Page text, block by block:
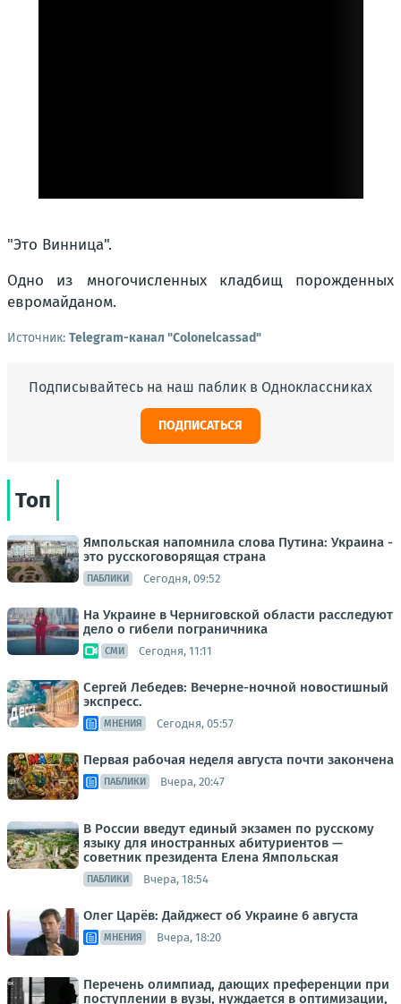
"Это Винница".
Одно из многочисленных кладбищ порожденных
евромайданом.
Источник: Telegram-канал "Colonelcassad"
Подписывайтесь на наш паблик в Одноклассниках
ПОДПИСАТЬСЯ
Топ
Ямпольская напомнила слова Путина: Украина -
это русскоговорящая страна
ПАБЛИКИ Сегодня, 09:52
На Украине в Черниговской области расследуют
дело о гибели пограничника
СМИ Сегодня, 11:11
Сергей Лебедев: Вечерне-ночной новостишный
экспресс.
МНЕНИЯ Сегодня, 05:57
Первая рабочая неделя августа почти закончена
ПАБЛИКИ Вчера, 20:47
В России введут единый экзамен по русскому
языку для иностранных абитуриентов —
советник президента Елена Ямпольская
ПАБЛИКИ Вчера, 18:54
Олег Царёв: Дайджест об Украине 6 августа
МНЕНИЯ Вчера, 18:20
Перечень олимпиад, дающих преференции при
поступлении в вузы, нуждается в оптимизации,